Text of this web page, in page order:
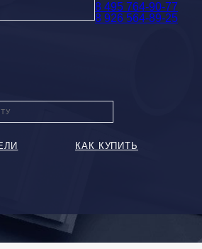
8 495 764-90-77
8 926 564-89-25
КАК КУПИТЬ